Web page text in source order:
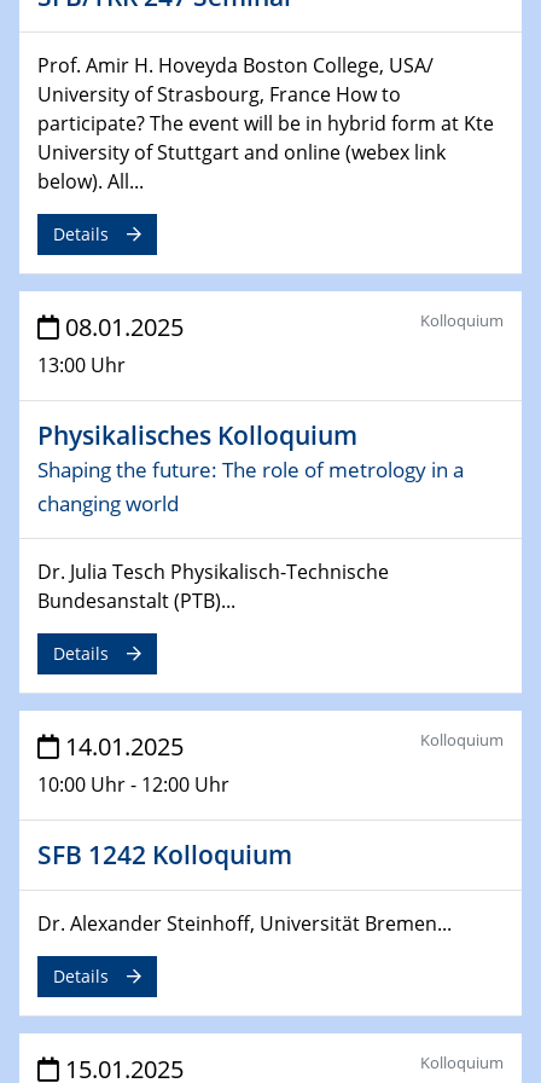
Sfb-trr247-all Seminar
CataLysis Joint Colloquium)
10.02.2025 - 11.02.2025
Sfb-trr247-all Workshop
UnOCat
11.02.2025
SFB/TRR 270 Kolloquium
11.02.2025
Social Hour
CENIDE / ZBT / IW
11.02.2025
Natural Water to H2
Sfb-trr247-all Annual Meeting
24.02.2025
CENIDE-BGU Seminar
WIN & CENIDE Seminar Series on 2D-
MATURE
Sfb-trr247-all Seminar
18.03.2025 - 19.03.2025
Kooperationsseminar
Elektrolyse/Brennstoffzelle
21.03.2025
EIC Pathfinder
Prof. Amir H. Hoveyda Boston College, USA/
University of Strasbourg, France How to
participate? The event will be in hybrid form at Kte
University of Stuttgart and online (webex link
below). All...
Details
08.01.2025
13:00 Uhr
Kolloquium
Physikalisches Kolloquium
Shaping the future: The role of metrology in a
changing world
Dr. Julia Tesch Physikalisch-Technische
Bundesanstalt (PTB)...
Details
14.01.2025
10:00 Uhr - 12:00 Uhr
Kolloquium
SFB 1242 Kolloquium
Dr. Alexander Steinhoff, Universität Bremen...
Details
15.01.2025 Kolloquium